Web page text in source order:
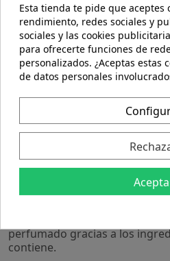
Descripción
Detalles del producto
Champú suave con extracto
marina, diseñado para el
sensibles. Ayuda a limpiar el
perfumado gracias a los
contiene.
Esta tienda te pide que aceptes
rendimiento, redes sociales y
sociales y las cookies
para ofrecerte funciones de
personalizados. ¿Aceptas estas
de datos personales